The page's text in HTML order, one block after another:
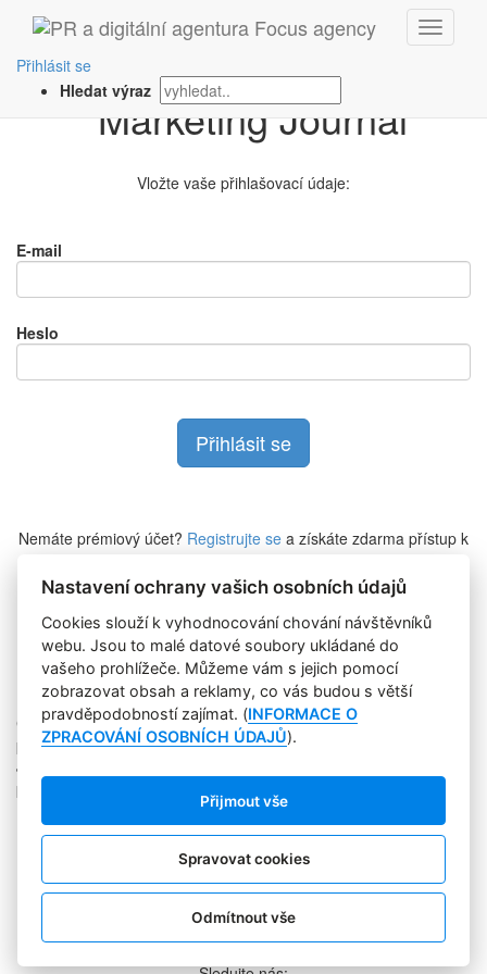
Přihlásit se
Hledat výrazPřihlášení na
Vložte vaše přihlašovací údaje:
E-mail
Heslo
Nemáte prémiový účet? Registrujte se a získáte zdarma přístup k
Zapomněli jste heslo?
Copyright © 2004-2020 Focus Agency, s.r.o. Plné znění licenčních
podmínek. ISSN 1803-957X
Jakékoliv publikování, přebírání nebo šíření obsahu je bez
písemného souhlasu Focus Agency, s.r.o. zakázáno.
RSS 1
Štítky
Zpracování osobních údajů
Kontakt
PR AGENTURA
COOKIES
Nastavení ochrany vašich osobních údajů
Cookies slouží k vyhodnocování chování návštěvníků
webu. Jsou to malé datové soubory ukládané do
vašeho prohlížeče. Můžeme vám s jejich pomocí
zobrazovat obsah a reklamy, co vás budou s větší
pravděpodobností zajímat. (INFORMACE O
ZPRACOVÁNÍ OSOBNÍCH ÚDAJŮ).
Přijmout vše
Spravovat cookies
Odmítnout vše